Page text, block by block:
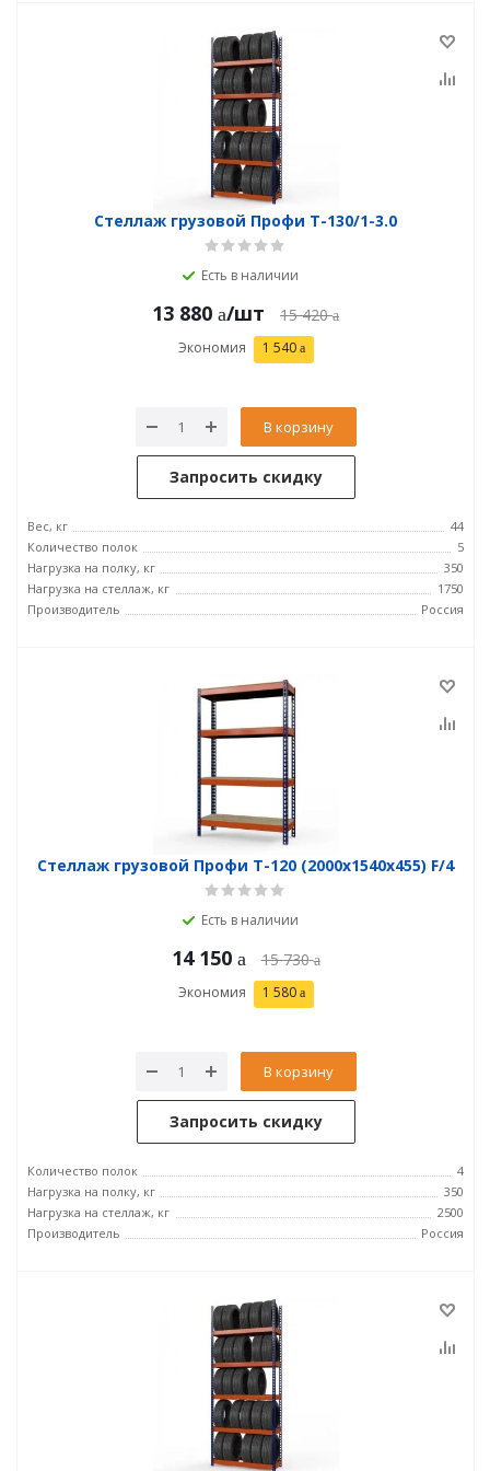
Стеллаж грузовой Профи Т-130/1-3.0
Есть в наличии
13 880 /шт 15 420
Экономия 1 540
В корзину
Запросить скидку
Вес, кг
44
Количество полок
5
Нагрузка на полку, кг
350
Нагрузка на стеллаж, кг
1750
Производитель
Россия
Стеллаж грузовой Профи Т-120 (2000x1540x455) F/4
Есть в наличии
14 150 15 730
Экономия 1 580
В корзину
Запросить скидку
Количество полок
4
Нагрузка на полку, кг
350
Нагрузка на стеллаж, кг
2500
Производитель
Россия